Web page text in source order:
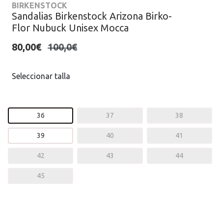
BIRKENSTOCK
Sandalias Birkenstock Arizona Birko-
Flor Nubuck Unisex Mocca
80,00€ 100,0€
Seleccionar talla
36 37 38
39 40 41
42 43 44
45